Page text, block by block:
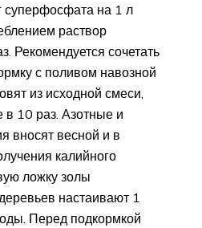
суперфосфата на 1 л
раствор
Рекомендуется сочетать
с поливом навозной
из исходной смеси,
в 10 раз. Азотные и
вносят весной и в
калийного
ложку золы
настаивают 1
Перед подкормкой